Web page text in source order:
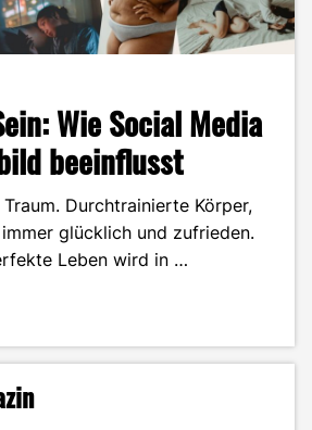
Wie Social Media
beeinflusst
Durchtrainierte Körper,
glücklich und zufrieden.
Leben wird in …